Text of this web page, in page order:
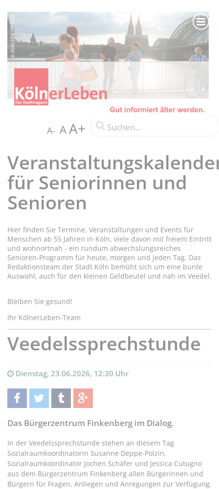
A- AA+
für Seniorinnen und
Senioren
Hier finden Sie Termine, Veranstaltungen und Events für
Menschen ab 55 Jahren in Köln, viele davon mit freiem Eintritt
und wohnortnah - ein rundum abwechslungsreiches
Senioren-Programm für heute, morgen und jeden Tag. Das
Redaktionsteam der Stadt Köln bemüht sich um eine bunte
Auswahl, auch für den kleinen Geldbeutel und nah im Veedel.
Bleiben Sie gesund!
Ihr KölnerLeben-Team
Veedelssprechstunde
Dienstag, 23.06.2026, 12:30 Uhr
teilen twittern teilen
Das Bürgerzentrum Finkenberg im Dialog.
In der Veedelssprechstunde stehen an diesem Tag
Sozialraumkoordinatorin Susanne Deppe-Polzin,
Sozialraumkoordinator Jochen Schäfer und Jessica Cutugno
aus dem Bürgerzentrum Finkenberg allen Bürgerinnen und
Bürgern für Fragen, Anliegen und Anregungen zur Verfügung.